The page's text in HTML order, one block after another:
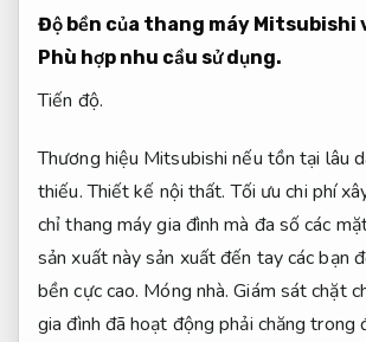
Độ bền của thang máy Mitsubishi
Phù hợp nhu cầu sử dụng.
Tiến độ.
Thương hiệu Mitsubishi nếu tồn tại lâu
thiếu.Thiết kế nội thất. Tối ưu chi phí
chỉ thang máy gia đình mà đa số các
sản xuất này sản xuất đến tay các bạn
bền cực cao. Móng nhà. Giám sát chặt
gia đình đã hoạt động phải chăng trong